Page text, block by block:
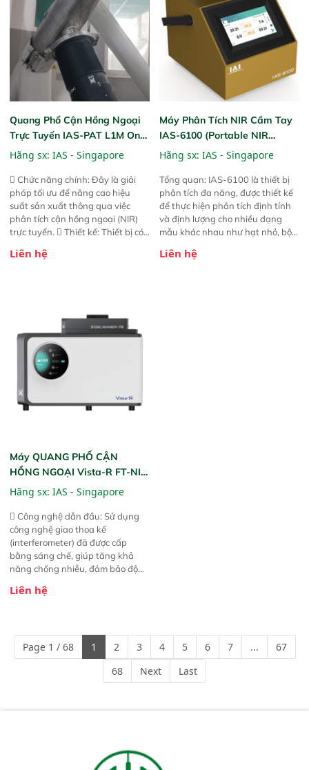
đảm bảo độ chính xác và khả
năng lặp lại tối ưu.
Quang Phổ Cận Hồng Ngoại
Trực Tuyến IAS-PAT L1M On-
Line NIR
Hãng sx: IAS - Singapore
 Chức năng chính: Đây là giải
pháp tối ưu để nâng cao hiệu
suất sản xuất thông qua việc
phân tích cận hồng ngoại (NIR)
trực tuyến.  Thiết kế: Thiết bị có
hỗ trợ tản nhiệt tăng cường và đã
liệu để tăng chỉ số ROI cho doanh
nghiệp.
Liên hệ
Máy Phân Tích NIR Cầm Tay
IAS-6100 (Portable NIR
Analyzer)
Hãng sx: IAS - Singapore
Tổng quan: IAS-6100 là thiết bị
phân tích đa năng, được thiết kế
để thực hiện phân tích định tính
và định lượng cho nhiều dạng
mẫu khác nhau như hạt nhỏ, bột,
này cho phép bất kỳ ai cũng có
Liên hệ
Máy QUANG PHỔ CẬN
HỒNG NGOẠI Vista-R FT-NIR
(Vista-R FT-NIR Analyzer)
Hãng sx: IAS - Singapore
 Công nghệ dẫn đầu: Sử dụng
công nghệ giao thoa kế
(interferometer) đã được cấp
bằng sáng chế, giúp tăng khả
năng chống nhiễu, đảm bảo độ
Phạm vi ứng dụng rộng: Đáp ứng
ngành công nghiệp khác nhau. 
Độ nhạy cao: Trang bị đầu dò
InGaAs độ nhạy cao, cung cấp
phản hồi phổ tuyến tính đầy đủ,
đảm bảo độ chính xác và khả
Liên hệ
Page 1 / 68 1 2 3 4 5 6 7 ...
67
68
Next Last